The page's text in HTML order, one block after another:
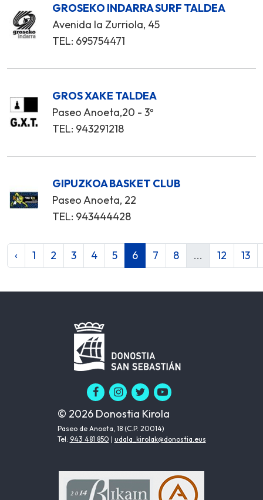
GROSEKO INDARRA SURF TALDEA
Avenida la Zurriola, 45
TEL: 695754471
GROS XAKE TALDEA
Paseo Anoeta,20 - 3º
TEL: 943291218
GIPUZKOA BASKET CLUB
Paseo Anoeta, 22
TEL: 943444428
‹ 1 2 3 4 5 6 7 8 ... 12 13
© 2026 Donostia Kirola
Paseo de Anoeta, 18 (C.P. 20014)
Tel: 943 481 850 | udala_kirolak@donostia.eus